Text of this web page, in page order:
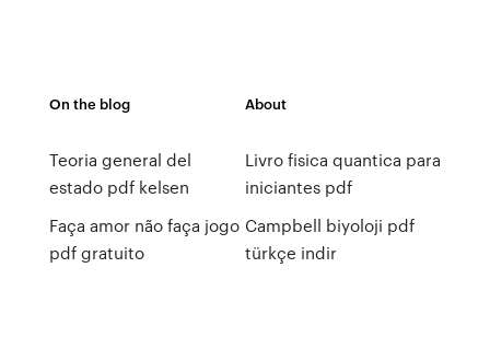
On the blog
Teoria general del
estado pdf kelsen
Faça amor não faça jogo
pdf gratuito
About
Livro fisica quantica para
iniciantes pdf
Campbell biyoloji pdf
türkçe indir